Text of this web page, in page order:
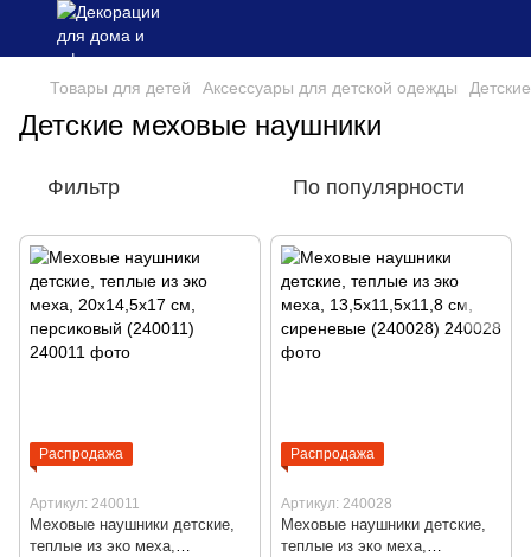
Товары для детей Аксессуары для детской одежды
Детские меховые наушники
Фильтр По популярности
Распродажа
Артикул: 240011
Меховые наушники детские,
теплые из эко меха,
Распродажа
Артикул: 240028
Меховые наушники детские,
теплые из эко меха,